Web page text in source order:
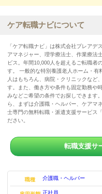
ケア転職ナビについて
「ケア転職ナビ」は株式会社プレアデ
アマネジャー、理学療法士、作業療法
ビス。年間10,000人を超えるご転職者
す。 一般的な特別養護老人ホーム・
人はもちろん、病院・クリニックなど
す。また、働き方や条件も固定勤務や
みなどご希望の条件でお探しできます
ら、まずは介護職・ヘルパー、ケアマ
士専門の無料転職・派遣支援サービス
ださい。
転職支援サ
職種 介護職・ヘルパー
正社員